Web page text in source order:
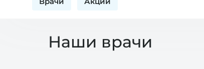
Наши врачи